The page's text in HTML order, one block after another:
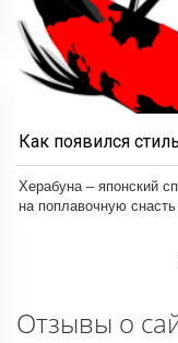
Как появился
Херабуна – японский
на поплавочную
Отзывы о